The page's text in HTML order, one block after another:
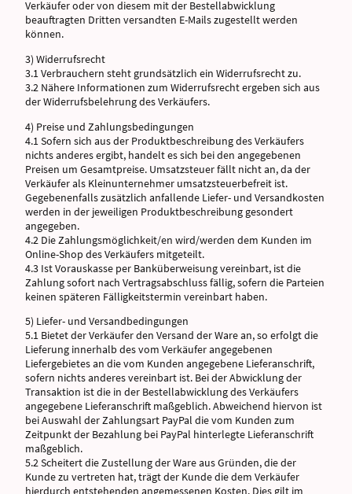
Verkäufer oder von diesem mit der Bestellabwicklung
beauftragten Dritten versandten E-Mails zugestellt werden
können.
3) Widerrufsrecht
3.1 Verbrauchern steht grundsätzlich ein Widerrufsrecht zu.
3.2 Nähere Informationen zum Widerrufsrecht ergeben sich aus
der Widerrufsbelehrung des Verkäufers.
4) Preise und Zahlungsbedingungen
4.1 Sofern sich aus der Produktbeschreibung des Verkäufers
nichts anderes ergibt, handelt es sich bei den angegebenen
Preisen um Gesamtpreise. Umsatzsteuer fällt nicht an, da der
Verkäufer als Kleinunternehmer umsatzsteuerbefreit ist.
Gegebenenfalls zusätzlich anfallende Liefer- und Versandkosten
werden in der jeweiligen Produktbeschreibung gesondert
angegeben.
4.2 Die Zahlungsmöglichkeit/en wird/werden dem Kunden im
Online-Shop des Verkäufers mitgeteilt.
4.3 Ist Vorauskasse per Banküberweisung vereinbart, ist die
Zahlung sofort nach Vertragsabschluss fällig, sofern die Parteien
keinen späteren Fälligkeitstermin vereinbart haben.
5) Liefer- und Versandbedingungen
5.1 Bietet der Verkäufer den Versand der Ware an, so erfolgt die
Lieferung innerhalb des vom Verkäufer angegebenen
Liefergebietes an die vom Kunden angegebene Lieferanschrift,
sofern nichts anderes vereinbart ist. Bei der Abwicklung der
Transaktion ist die in der Bestellabwicklung des Verkäufers
angegebene Lieferanschrift maßgeblich. Abweichend hiervon ist
bei Auswahl der Zahlungsart PayPal die vom Kunden zum
Zeitpunkt der Bezahlung bei PayPal hinterlegte Lieferanschrift
maßgeblich.
5.2 Scheitert die Zustellung der Ware aus Gründen, die der
Kunde zu vertreten hat, trägt der Kunde die dem Verkäufer
hierdurch entstehenden angemessenen Kosten. Dies gilt im